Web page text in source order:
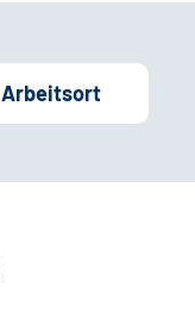
Arbeitsort